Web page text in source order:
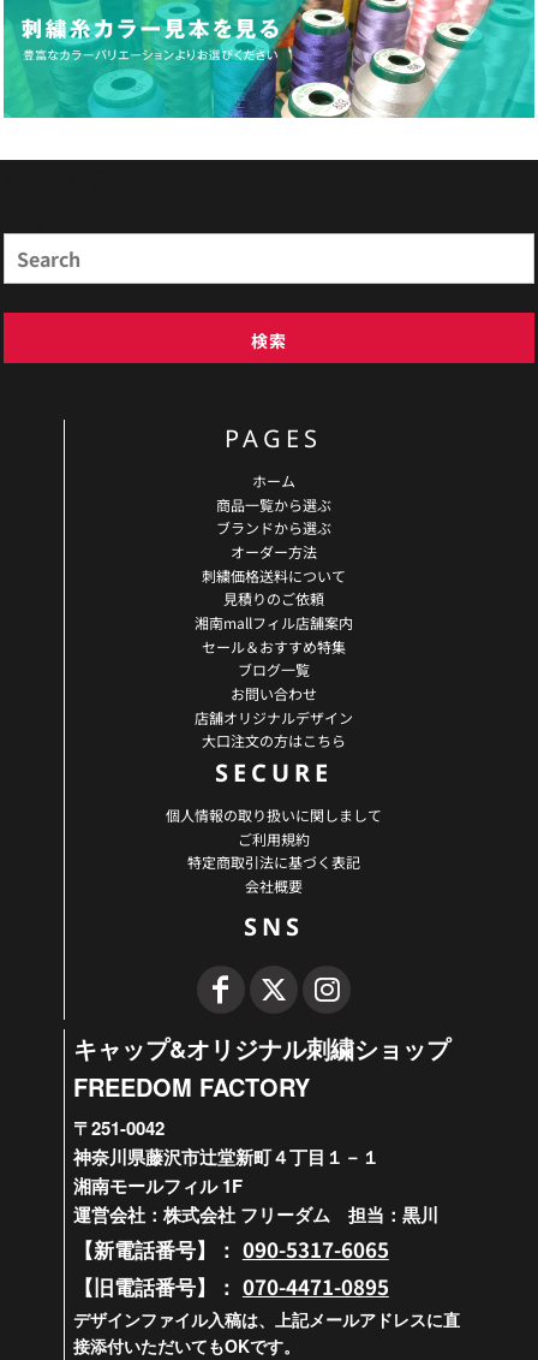
検索
PAGES
ホーム
商品一覧から選ぶ
ブランドから選ぶ
オーダー方法
刺繍価格送料について
見積りのご依頼
湘南mallフィル店舗案内
セール＆おすすめ特集
ブログ一覧
お問い合わせ
店舗オリジナルデザイン
大口注文の方はこちら
SECURE
個人情報の取り扱いに関しまして
ご利用規約
特定商取引法に基づく表記
会社概要
SNS
キャップ&オリジナル刺繍ショップ
FREEDOM FACTORY
〒251-0042
神奈川県藤沢市辻堂新町４丁目１－１
湘南モールフィル 1F
運営会社：株式会社 フリーダム 担当：黒川
【新電話番号】： 090-5317-6065
【旧電話番号】： 070-4471-0895
デザインファイル入稿は、上記メールアドレスに直
接添付いただいてもOKです。